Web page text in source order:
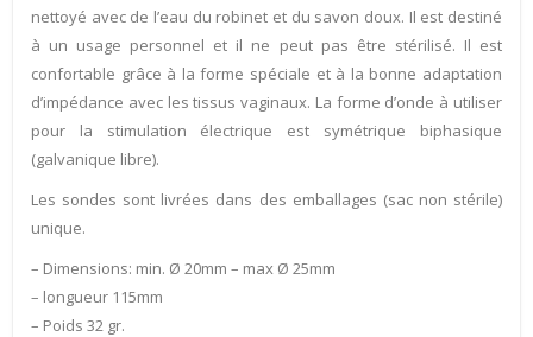
nettoyé avec de l’eau du robinet et du savon doux. Il est destiné
à un usage personnel et il ne peut pas être stérilisé. Il est
confortable grâce à la forme spéciale et à la bonne adaptation
d’impédance avec les tissus vaginaux. La forme d’onde à utiliser
pour la stimulation électrique est symétrique biphasique
(galvanique libre).
Les sondes sont livrées dans des emballages (sac non stérile)
unique.
– Dimensions: min. Ø 20mm – max Ø 25mm
– longueur 115mm
– Poids 32 gr.